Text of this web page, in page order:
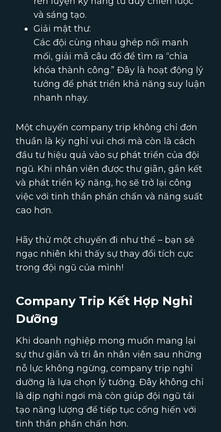
và sáng tạo.
Giải mật thư:
Các đội cùng nhau ghép nối manh
mối, giải mã câu đố để tìm ra “chìa
khóa thành công.” Đây là hoạt động lý
tưởng để phát triển khả năng suy luận
nhanh nhạy.
Một chuyến company trip không chỉ đơn
thuần là kỳ nghỉ vui chơi mà còn là cách
đầu tư hiệu quả vào sự phát triển của đội
ngũ. Khi nhân viên được thư giãn, gắn kết
và phát triển kỹ năng, họ sẽ trở lại công
việc với tinh thần phấn chấn và năng suất
cao hơn.
Hãy thử một chuyến đi như thế – bạn sẽ
ngạc nhiên khi thấy sự thay đổi tích cực
trong đội ngũ của mình!
Company Trip Kết Hợp Nghỉ
Dưỡng
Khi doanh nghiệp mong muốn mang lại
sự thư giãn và tri ân nhân viên sau những
nỗ lực không ngừng, company trip nghỉ
dưỡng là lựa chọn lý tưởng. Đây không chỉ
là dịp nghỉ ngơi mà còn giúp đội ngũ tái
tạo năng lượng để tiếp tục cống hiến với
tinh thần phấn chấn hơn.